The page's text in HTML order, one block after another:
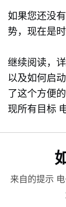
如果您还没
势，现在是
继续阅读，
以及如何启
了这个方便
现所有目标
来自的提示